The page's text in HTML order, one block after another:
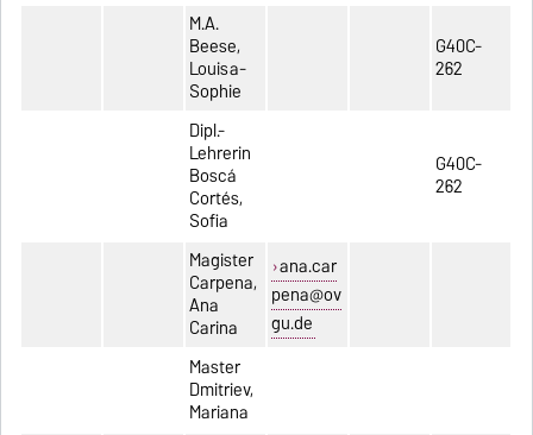
M.A.
Beese,
Louisa-
Sophie
G40C-
262
Dipl.-
Lehrerin
Boscá
Cortés,
Sofia
G40C-
262
Magister
Carpena,
Ana
Carina
ana.car
pena@ov
gu.de
Master
Dmitriev,
Mariana